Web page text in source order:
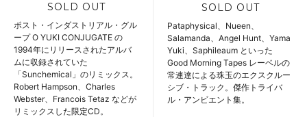
SOLD OUT
ポスト・インダストリアル・グル
ープ O YUKI CONJUGATE の
1994年にリリースされたアルバ
ムに収録されていた
「Sunchemical」のリミックス。
Robert Hampson、Charles
Webster、Francois Tetaz などが
リミックスした限定CD。
SOLD OUT
Pataphysical、Nueen、
Salamanda、Angel Hunt、Yama
Yuki、Saphileaum といった
Good Morning Tapes レーベルの
常連達による珠玉のエクスクルー
シブ・トラック。傑作トライバ
ル・アンビエント集。